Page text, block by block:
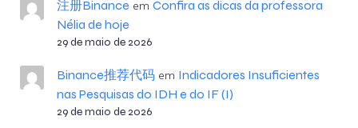
注册Binance em Confira as dicas da professora
Nélia de hoje
29 de maio de 2026
Binance推荐代码em Indicadores Insuficientes
nas Pesquisas do IDH e do IF (I)
29 de maio de 2026